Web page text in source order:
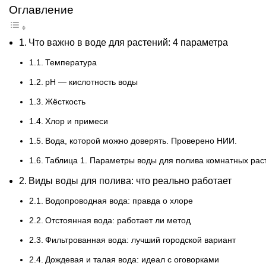
Оглавление
Что важно в воде для растений: 4 параметра
Температура
pH — кислотность воды
Жёсткость
Хлор и примеси
Вода, которой можно доверять. Проверено НИИ.
Таблица 1. Параметры воды для полива комнатных
Виды воды для полива: что реально работает
Водопроводная вода: правда о хлоре
Отстоянная вода: работает ли метод
Фильтрованная вода: лучший городской вариант
Дождевая и талая вода: идеал с оговорками